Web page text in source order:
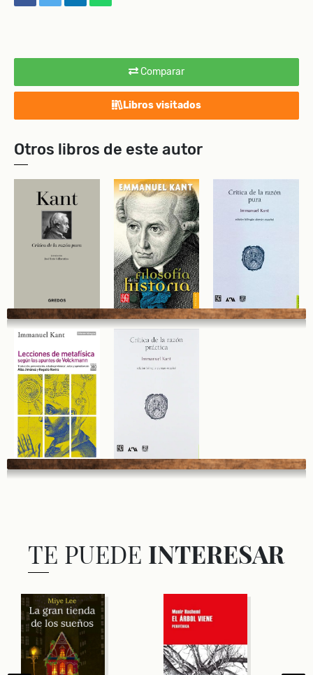
Comparar
Libros visitados
Otros libros de este autor
TE PUEDE INTERESAR